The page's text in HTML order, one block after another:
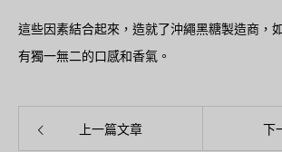
這些因素結合起來，造就了沖繩黑糖製造商，
有獨一無二的口感和香氣。
上一篇文章 下